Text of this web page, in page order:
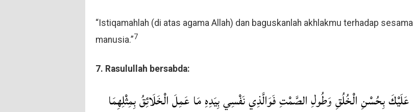
“Istiqamahlah (di atas agama Allah) dan baguskanlah akhlakmu terhadap sesama
manusia.”7
7. Rasulullah bersabda:
عَلَيْكَ بِحُسْنِ الْخُلُقِ وَطُولِ الصَّمْتِ فَوَالَّذِي نَفْسِي بِيَدِهِ مَا عَمِلَ الْخَلَائِقُ بِمِثْلِهِمَا